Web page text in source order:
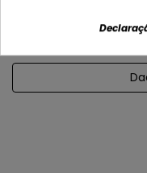
Não incluindo lâmpada